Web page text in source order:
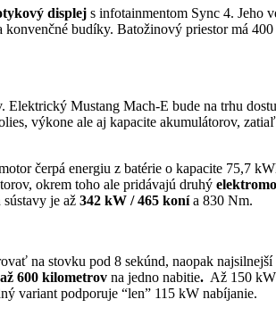
displej s infotainmentom Sync 4. Jeho
budíky. Batožinový priestor má
Mustang Mach-E bude na trhu
výkone ale aj kapacite akumulátorov,
čerpá energiu z batérie o kapacite 75,7
okrem toho ale pridávajú druhý
je až 342 kW / 465 konía 830 Nm.
na stovku pod 8 sekúnd, naopak
600 kilometrov na jedno nabitie. Až 150
variant podporuje “len” 115 kW nabíjanie.